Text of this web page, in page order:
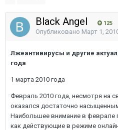
Black Angel 125
Опубликовано Март 1,
Лжеантивирусы и другие
года
1 марта 2010 года
Февраль 2010 года, несмотря на
оказался достаточно
Наибольшее внимание в феврале
как действующие в режиме